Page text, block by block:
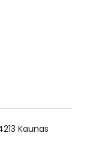
Kaunas